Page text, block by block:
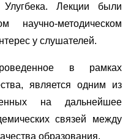
Лекции были
научно-методическом
у слушателей.
в рамках
является одним из
на дальнейшее
связей между
образования.